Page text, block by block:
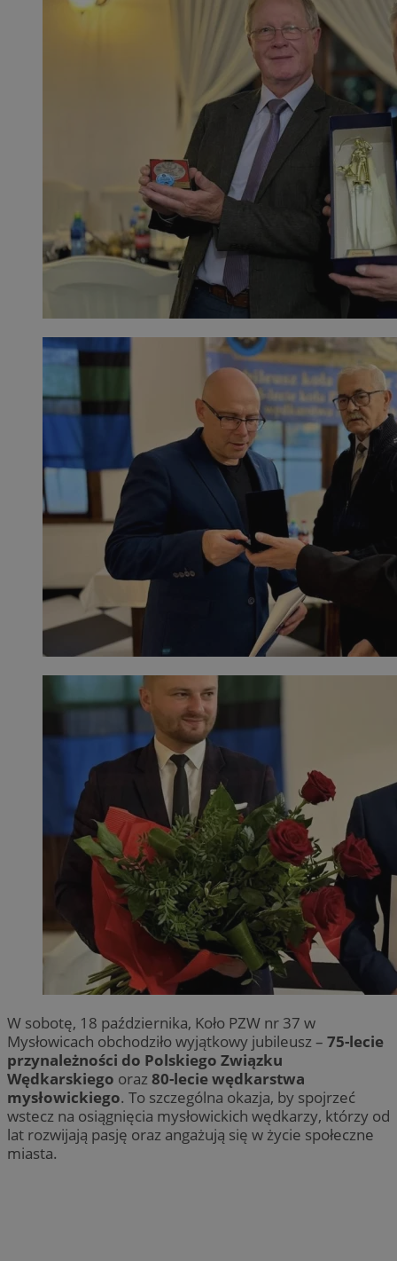
W sobotę, 18 października, Koło PZW nr 37 w
Mysłowicach obchodziło wyjątkowy jubileusz – 75-lecie
przynależności do Polskiego Związku
Wędkarskiego oraz80-lecie wędkarstwa
mysłowickiego. To szczególna okazja, by spojrzeć
wstecz na osiągnięcia mysłowickich wędkarzy, którzy od
lat rozwijają pasję oraz angażują się w życie społeczne
miasta.